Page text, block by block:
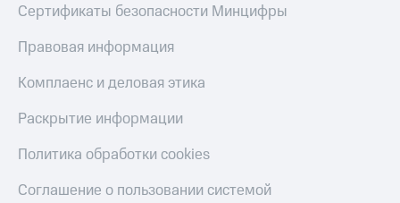
Сертификаты безопасности Минцифры
Правовая информация
Комплаенс и деловая этика
Раскрытие информации
Политика обработки cookies
Соглашение о пользовании системой